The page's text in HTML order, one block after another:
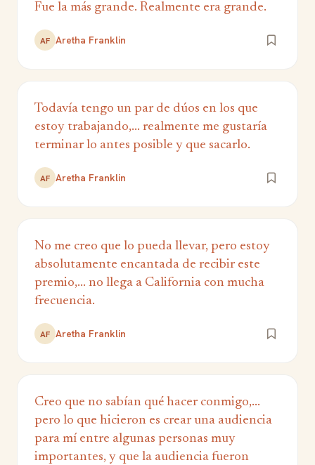
Fue la más grande. Realmente era grande.
AF Aretha Franklin
Todavía tengo un par de dúos en los que
estoy trabajando,... realmente me gustaría
terminar lo antes posible y que sacarlo.
AF Aretha Franklin
No me creo que lo pueda llevar, pero estoy
absolutamente encantada de recibir este
premio,... no llega a California con mucha
frecuencia.
AF Aretha Franklin
Creo que no sabían qué hacer conmigo,...
pero lo que hicieron es crear una audiencia
para mí entre algunas personas muy
importantes, y que la audiencia fueron